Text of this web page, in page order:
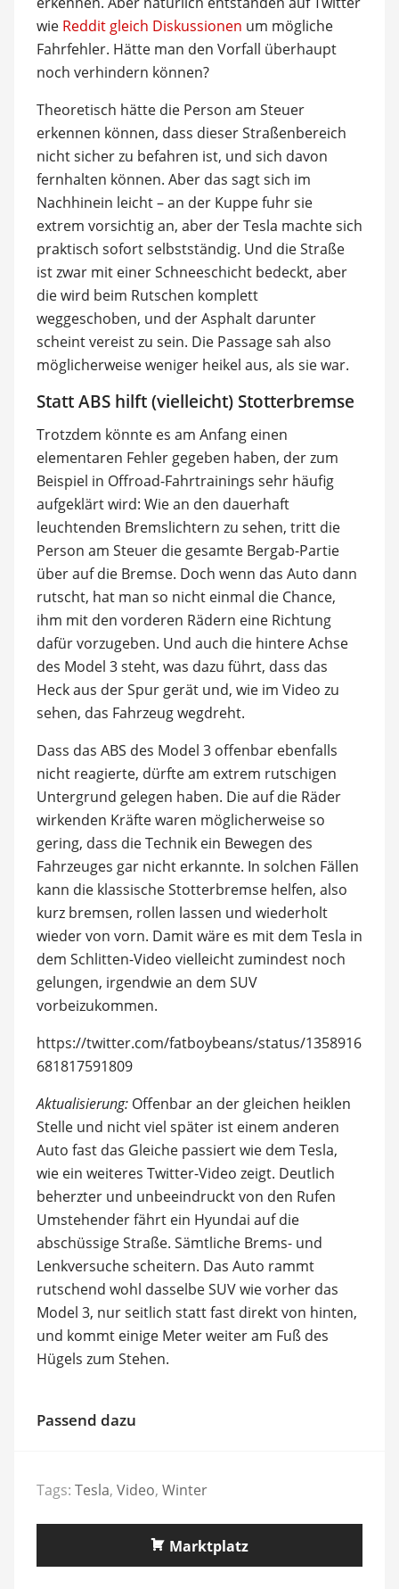
wie Reddit gleich Diskussionen um mögliche
Fahrfehler. Hätte man den Vorfall überhaupt
noch verhindern können?
Theoretisch hätte die Person am Steuer
erkennen können, dass dieser Straßenbereich
nicht sicher zu befahren ist, und sich davon
fernhalten können. Aber das sagt sich im
Nachhinein leicht – an der Kuppe fuhr sie
extrem vorsichtig an, aber der Tesla machte sich
praktisch sofort selbstständig. Und die Straße
ist zwar mit einer Schneeschicht bedeckt, aber
die wird beim Rutschen komplett
weggeschoben, und der Asphalt darunter
scheint vereist zu sein. Die Passage sah also
möglicherweise weniger heikel aus, als sie war.
Statt ABS hilft (vielleicht) Stotterbremse
Trotzdem könnte es am Anfang einen
elementaren Fehler gegeben haben, der zum
Beispiel in Offroad-Fahrtrainings sehr häufig
aufgeklärt wird: Wie an den dauerhaft
leuchtenden Bremslichtern zu sehen, tritt die
Person am Steuer die gesamte Bergab-Partie
über auf die Bremse. Doch wenn das Auto dann
rutscht, hat man so nicht einmal die Chance,
ihm mit den vorderen Rädern eine Richtung
dafür vorzugeben. Und auch die hintere Achse
des Model 3 steht, was dazu führt, dass das
Heck aus der Spur gerät und, wie im Video zu
sehen, das Fahrzeug wegdreht.
Dass das ABS des Model 3 offenbar ebenfalls
nicht reagierte, dürfte am extrem rutschigen
Untergrund gelegen haben. Die auf die Räder
wirkenden Kräfte waren möglicherweise so
gering, dass die Technik ein Bewegen des
Fahrzeuges gar nicht erkannte. In solchen Fällen
kann die klassische Stotterbremse helfen, also
kurz bremsen, rollen lassen und wiederholt
wieder von vorn. Damit wäre es mit dem Tesla in
dem Schlitten-Video vielleicht zumindest noch
gelungen, irgendwie an dem SUV
vorbeizukommen.
https://twitter.com/fatboybeans/status/1358916
681817591809
Aktualisierung: Offenbar an der gleichen heiklen
Stelle und nicht viel später ist einem anderen
Auto fast das Gleiche passiert wie dem Tesla,
wie ein weiteres Twitter-Video zeigt. Deutlich
beherzter und unbeeindruckt von den Rufen
Umstehender fährt ein Hyundai auf die
abschüssige Straße. Sämtliche Brems- und
Lenkversuche scheitern. Das Auto rammt
rutschend wohl dasselbe SUV wie vorher das
Model 3, nur seitlich statt fast direkt von hinten,
und kommt einige Meter weiter am Fuß des
Hügels zum Stehen.
Passend dazu
Tags: Tesla, Video, Winter
Marktplatz